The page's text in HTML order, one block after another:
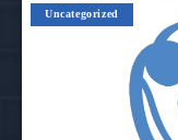
Uncategorized